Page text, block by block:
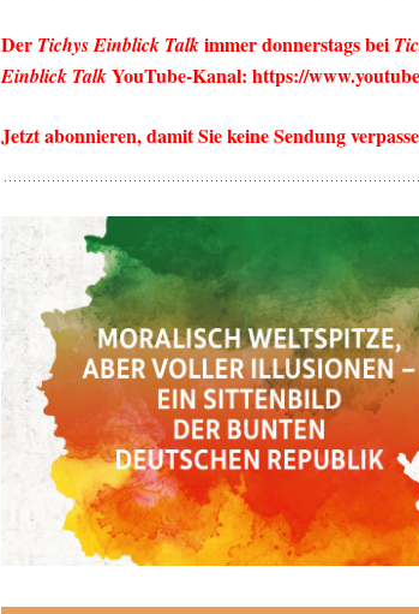
Der Tichys Einblick Talkimmer donnerstags bei
Einblick TalkYouTube-Kanal: https://
Jetzt abonnieren, damit Sie keine Sendung